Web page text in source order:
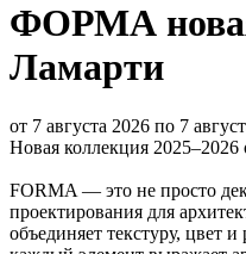
ФОРМА
Ламарти
от 7 августа 2026 по 7
Новая коллекция
FORMA — это не просто
проектирования для
объединяет текстуру, цвет